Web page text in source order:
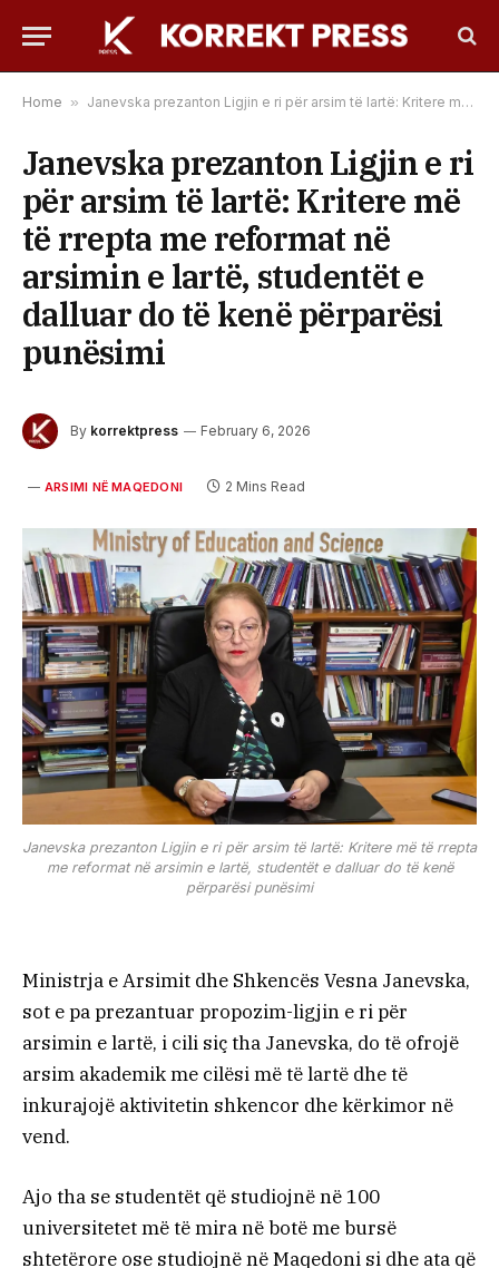
Home » Janevska prezanton Ligjin e ri për arsim të lartë: Kritere më të rrepta me reformat në arsimin e lartë, studentët e dalluar do të kenë përparësi punësimi
Janevska prezanton Ligjin e ri
për arsim të lartë: Kritere më
të rrepta me reformat në
arsimin e lartë, studentët e
dalluar do të kenë përparësi
punësimi
By korrektpress February 6, 2026
ARSIMI NË MAQEDONI 2 Mins Read
Janevska prezanton Ligjin e ri për arsim të lartë: Kritere më të rrepta
me reformat në arsimin e lartë, studentët e dalluar do të kenë
përparësi punësimi
Ministrja e Arsimit dhe Shkencës Vesna Janevska,
sot e pa prezantuar propozim-ligjin e ri për
arsimin e lartë, i cili siç tha Janevska, do të ofrojë
arsim akademik me cilësi më të lartë dhe të
inkurajojë aktivitetin shkencor dhe kërkimor në
vend.
Ajo tha se studentët që studiojnë në 100
universitetet më të mira në botë me bursë
shtetërore ose studiojnë në Maqedoni si dhe ata që